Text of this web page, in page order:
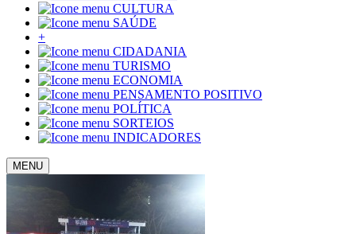
CULTURA
SAÚDE
+
CIDADANIA
TURISMO
ECONOMIA
PENSAMENTO POSITIVO
POLÍTICA
SORTEIOS
INDICADORES
MENU